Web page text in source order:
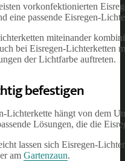
vorkonfektionierten
eine passende Eisregen-
miteinander
bei Eisregen-
der Lichtfarbe auftreten.
befestigen
Lichterkette hängt von dem
Lösungen, die die
lassen sich Eisregen-
am Gartenzaun.